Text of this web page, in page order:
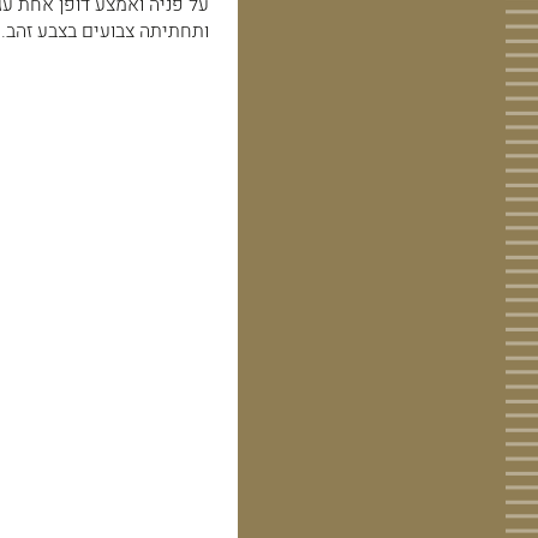
ותחתיתה צבועים בצבע זהב.